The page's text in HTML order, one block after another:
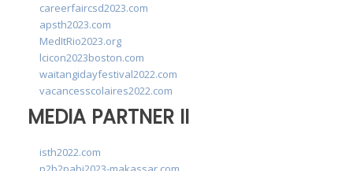
careerfaircsd2023.com
apsth2023.com
MedItRio2023.org
lcicon2023boston.com
waitangidayfestival2022.com
vacancesscolaires2022.com
MEDIA PARTNER II
isth2022.com